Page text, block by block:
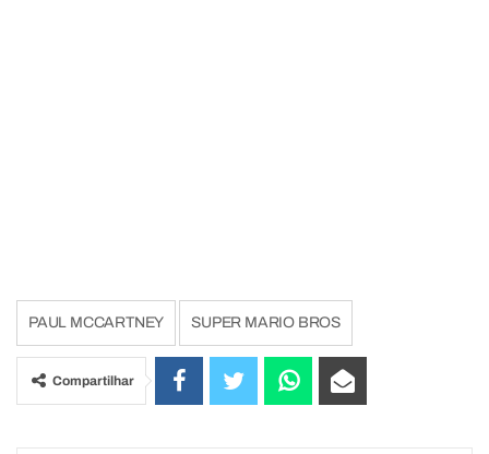
PAUL MCCARTNEY SUPER MARIO BROS
Compartilhar